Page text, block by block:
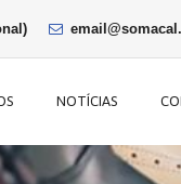
NOTÍCIAS